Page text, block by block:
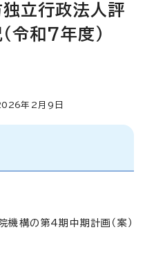
立行政法人評
令和7年度）
年2月9日
構の第4期中期計画（案）